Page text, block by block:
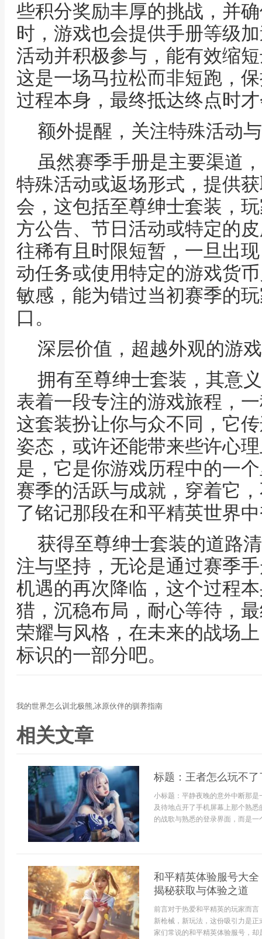
些积分奖励丰厚的挑战，并
时，游戏也会提供手册等级
活动并积极参与，能有效缩
这是一场马拉松而非短跑，
过程本身，最终抵达终点时
额外提醒，关注特殊活动
虽然赛季手册是主要渠道
特殊活动或返场形式，提供
会，这包括至尊绅士套装，
方公告、节日活动或特定的
往稀有且时限短暂，一旦出
动任务或使用特定的游戏货
敏感，能为错过当初赛季的
口。
深层价值，超越外观的游
拥有至尊绅士套装，其意
表着一段专注的游戏旅程，
这套装扮让你与众不同，它
姿态，或许还能带来些许心
是，它是你游戏历程中的一
赛季的活跃与成就，穿着它
了铭记那段在和平精英世界
获得至尊绅士套装的道路
注与坚持，无论是通过赛季
机遇的再次降临，这个过程
猎，沉稳布局，耐心等待，
荣耀与风格，在未来的战场
标识的一部分吧。
我的世界怎么训北极熊,冰原伙伴的驯养指南
相关文章
标题：王者怎么玩不
小标题：平静夜晚的意外中断那
及待地点开了手机屏幕上那个熟
的战歌与熟悉的登录界面，而是
和平精英体验服号大
揭秘获取与体验之道
前言对于热爱和平精英的玩家而
新枪械，新玩法，这份吸引力是
家们常说的和平精英体验服号，